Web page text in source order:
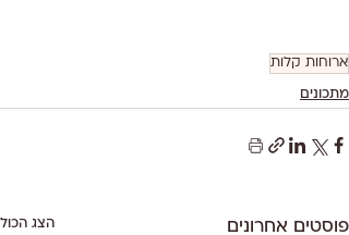
ארוחות קלות
מתכונים
פוסטים אחרונים הצג הכול